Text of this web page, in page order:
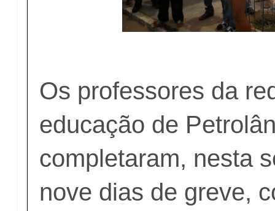
Os professores da
educação de
completaram, nesta
nove dias de greve,